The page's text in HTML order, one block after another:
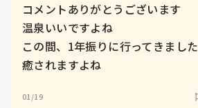
コメントありがとうございます
温泉いいですよね
この間、1年振りに行ってきました
癒されますよね
01/19